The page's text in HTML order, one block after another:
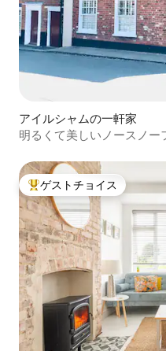
アイルシャムの一軒家
明るくて美しいノースノー
大好評のゲストチョイスで
ゲストチョイス